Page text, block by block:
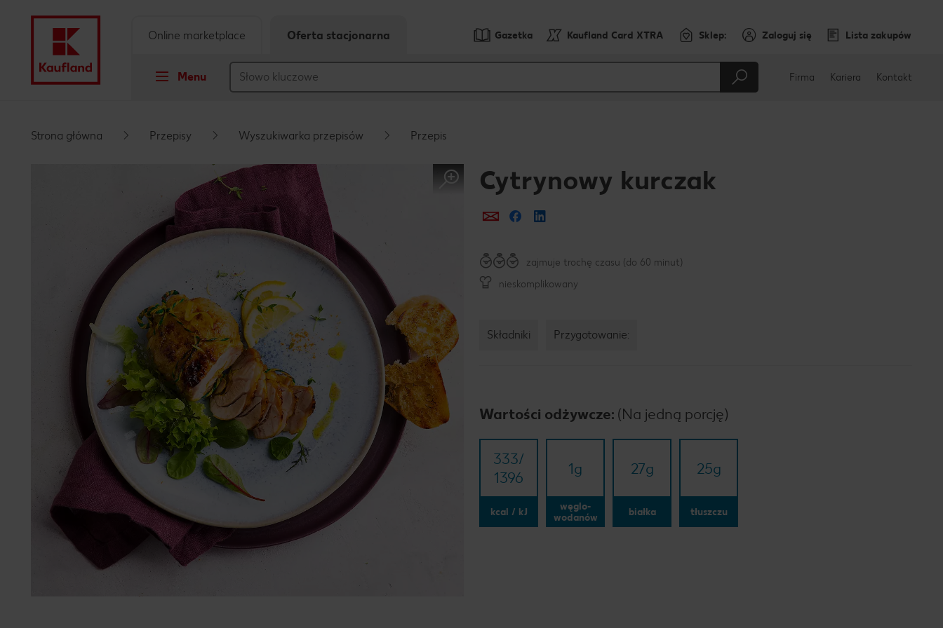
Pływający pasek boczny
Gazetka Kaufland Card XTRA Sklep: Zaloguj się Lista zakupów
Menu
Online marketplace Oferta stacjonarna
Firma Kariera Kontakt
Strona główna Przepisy Wyszukiwarka przepisów Przepis
Cytrynowy kurczak
Prześlij e-mailem
Udostępnij na Facebooku
zajmuje trochę czasu (do 60 minut)
nieskomplikowany
Składniki Przygotowanie:
Wartości odżywcze: (Na jedną porcję)
333/​
1396
kcal / kJ
1g
węglo-
wodanów
27g
białka
25g
tłuszczu